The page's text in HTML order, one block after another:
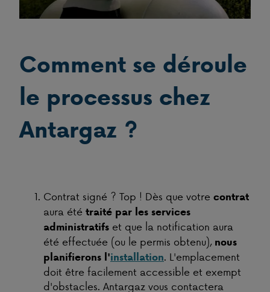
Comment se déroule
le processus chez
Antargaz ?
Contrat signé ? Top ! Dès que votre contrat
aura été traité par les services
administratifs et que la notification aura
été effectuée (ou le permis obtenu), nous
planifierons l'installation. L'emplacement
doit être facilement accessible et exempt
d'obstacles. Antargaz vous contactera